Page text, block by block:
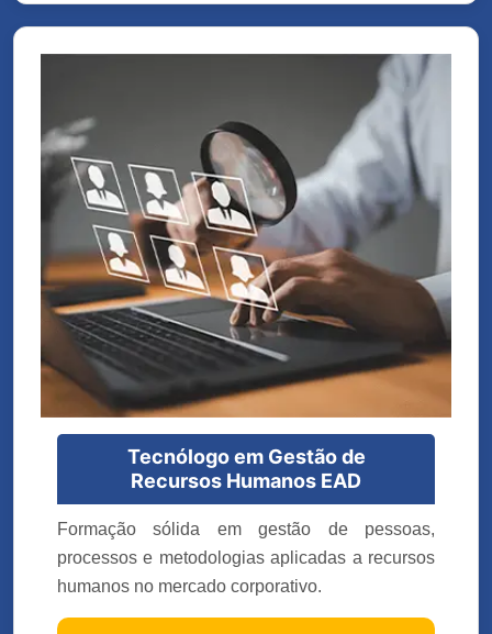
Tecnólogo em Gestão de
Recursos Humanos EAD
Formação sólida em gestão de pessoas,
processos e metodologias aplicadas a recursos
humanos no mercado corporativo.